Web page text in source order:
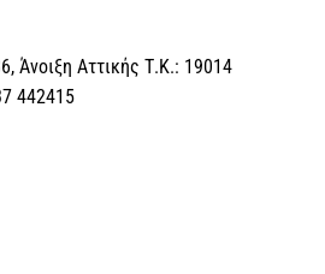
Αττικής Τ.Κ.: 19014
442415